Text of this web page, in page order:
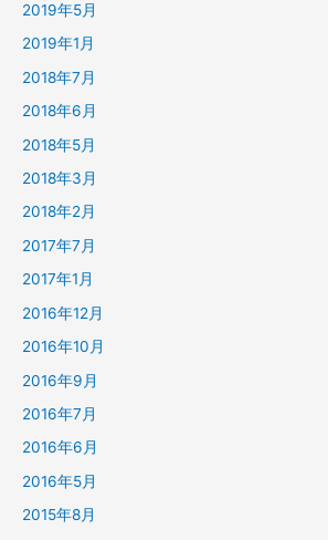
2019年5月
2019年1月
2018年7月
2018年6月
2018年5月
2018年3月
2018年2月
2017年7月
2017年1月
2016年12月
2016年10月
2016年9月
2016年7月
2016年6月
2016年5月
2015年8月